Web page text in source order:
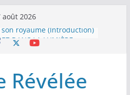
août 2026
son royaume (Introduction)
DANS LA LUMIÈRE
DE DIEU
Révélée